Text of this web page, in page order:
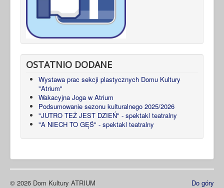
OSTATNIO DODANE
Wystawa prac sekcji plastycznych Domu Kultury
"Atrium"
Wakacyjna Joga w Atrium
Podsumowanie sezonu kulturalnego 2025/2026
"JUTRO TEŻ JEST DZIEŃ" - spektakl teatralny
"A NIECH TO GĘŚ" - spektakl teatralny
Do góry
© 2026 Dom Kultury ATRIUM